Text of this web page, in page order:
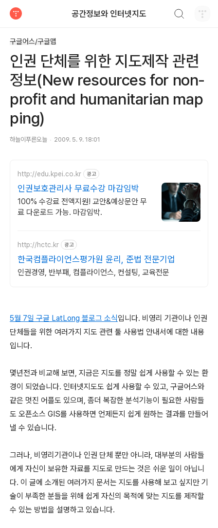
공간정보와 인터넷지도
구글어스/구글맵
인권 단체를 위한 지도제작 관련
정보(New resources for non-
profit and humanitarian map
ping)
하늘이푸른오늘 2009. 5. 9. 18:01
http://edu.kpei.co.kr 광고
인권보호관리사 무료수강 마감임박
100% 수강료 전액지원! 교안&예상문안 무
료 다운로드 가능. 마감임박.
http://hctc.kr 광고
한국컴플라이언스평가원 윤리, 준법 전문기업
인권경영, 반부패, 컴플라이언스, 컨설팅, 교육전문
5월 7일 구글 LatLong 블로그 소식입니다. 비영리 기관이나 인권
단체들을 위한 여러가지 지도 관련 툴 사용법 안내서에 대한 내용
입니다.
몇년전과 비교해 보면, 지금은 지도를 정말 쉽게 사용할 수 있는 환
경이 되었습니다. 인터넷지도도 쉽게 사용할 수 있고, 구글어스와
같은 멋진 어플도 있으며, 좀더 복잡한 분석기능이 필요한 사람들
도 오픈소스 GIS를 사용하면 언제든지 쉽게 원하는 결과를 만들어
낼 수 있습니다.
그러나, 비영리기관이나 인권 단체 뿐만 아니라, 대부분의 사람들
에게 자신이 보유한 자료를 지도로 만드는 것은 쉬운 일이 아닙니
다. 이 글에 소개된 여러가지 문서는 지도를 사용해 보고 싶지만 기
술이 부족한 분들을 위해 쉽게 자신의 목적에 맞는 지도를 제작할
수 있는 방법을 설명하고 있습니다.